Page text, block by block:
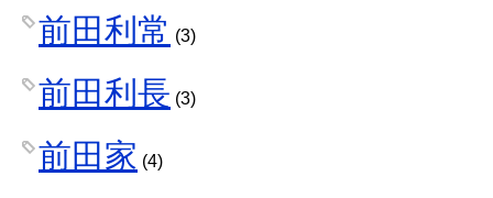
前田利常 (3)
前田利長 (3)
前田家 (4)